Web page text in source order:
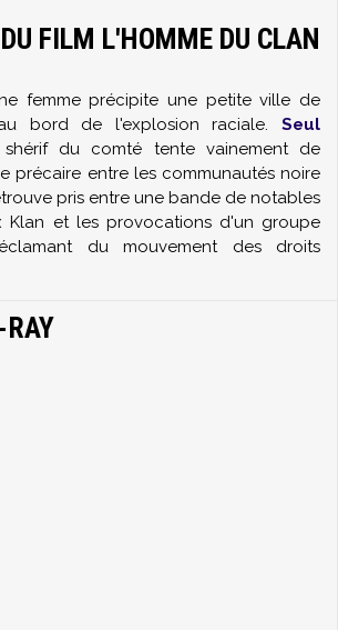
FILM L'HOMME DU CLAN
femme précipite une petite ville de
bord de l'explosion raciale. Seul
du comté tente vainement de
précaire entre les communautés noire
pris entre une bande de notables
Klan et les provocations d'un groupe
du mouvement des droits